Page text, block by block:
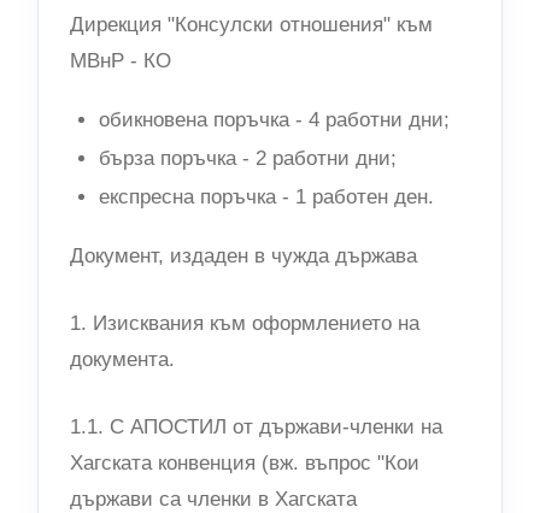
Дирекция "Консулски отношения" към
МВнР - КО
обикновена поръчка - 4 работни дни;
бърза поръчка - 2 работни дни;
експресна поръчка - 1 работен ден.
Документ, издаден в чужда държава
1. Изисквания към оформлението на
документа.
1.1. С АПОСТИЛ от държави-членки на
Хагската конвенция (вж. въпрос "Кои
държави са членки в Хагската